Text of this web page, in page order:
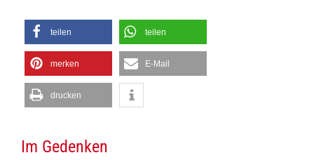
teilen teilen
merken E-Mail
drucken
Im Gedenken